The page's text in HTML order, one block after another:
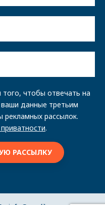
чтобы отвечать на
данные третьим
рассылок.
.